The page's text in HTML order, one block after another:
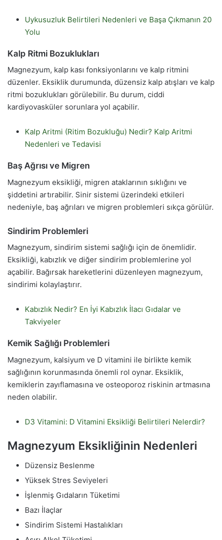
Uykusuzluk Belirtileri Nedenleri ve Başa Çıkmanın 20
Yolu
Kalp Ritmi Bozuklukları
Magnezyum, kalp kası fonksiyonlarını ve kalp ritmini
düzenler. Eksiklik durumunda, düzensiz kalp atışları ve kalp
ritmi bozuklukları görülebilir. Bu durum, ciddi
kardiyovasküler sorunlara yol açabilir.
Kalp Aritmi (Ritim Bozukluğu) Nedir? Kalp Aritmi
Nedenleri ve Tedavisi
Baş Ağrısı ve Migren
Magnezyum eksikliği, migren ataklarının sıklığını ve
şiddetini artırabilir. Sinir sistemi üzerindeki etkileri
nedeniyle, baş ağrıları ve migren problemleri sıkça görülür.
Sindirim Problemleri
Magnezyum, sindirim sistemi sağlığı için de önemlidir.
Eksikliği, kabızlık ve diğer sindirim problemlerine yol
açabilir. Bağırsak hareketlerini düzenleyen magnezyum,
sindirimi kolaylaştırır.
Kabızlık Nedir? En İyi Kabızlık İlacı Gıdalar ve
Takviyeler
Kemik Sağlığı Problemleri
Magnezyum, kalsiyum ve D vitamini ile birlikte kemik
sağlığının korunmasında önemli rol oynar. Eksiklik,
kemiklerin zayıflamasına ve osteoporoz riskinin artmasına
neden olabilir.
D3 Vitamini: D Vitamini Eksikliği Belirtileri Nelerdir?
Magnezyum Eksikliğinin Nedenleri
Düzensiz Beslenme
Yüksek Stres Seviyeleri
İşlenmiş Gıdaların Tüketimi
Bazı İlaçlar
Sindirim Sistemi Hastalıkları